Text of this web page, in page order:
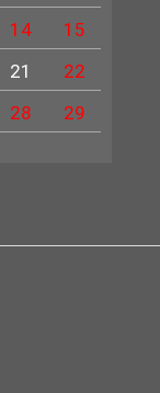
14
15
21
22
28
29